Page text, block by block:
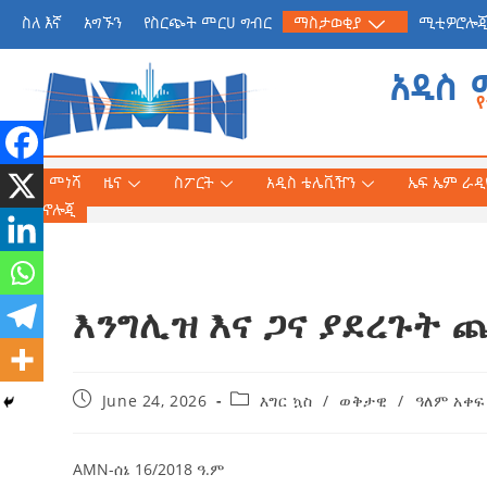
ስለ እኛ አግኙን የስርጭት መርሀ ግብር ማስታወቂያ ሚቲዎሮሎጂ
አዲስ
መነሻ ዜና ስፖርት አዲስ ቴሌቪዥን
የጠቅላይ ሚኒስትር
«መደመር» መጽሐፍ
AmnAdmin July
ኤፍ ኤም
ቴክኖሎጂ
እንግሊዝ እና ጋና ያደረጉት
June 24, 2026 እግር ኳስ / ወቅታዊ / ዓለም አቀፍ
AMN-ሰኔ 16/2018 ዓ.ም